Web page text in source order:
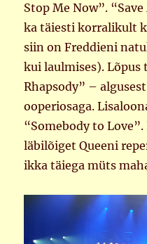
Stop Me Now”.
ka täiesti korralikult
siin on Freddieni
kui laulmises). Lõpus
Rhapsody” –
ooperiosaga.
“Somebody to
läbilõiget Queeni
ikka täiega müts